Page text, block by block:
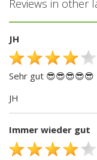
Reviews in other
JH
Sehr gut 😎😎😎😎😎
JH
Immer wieder gut